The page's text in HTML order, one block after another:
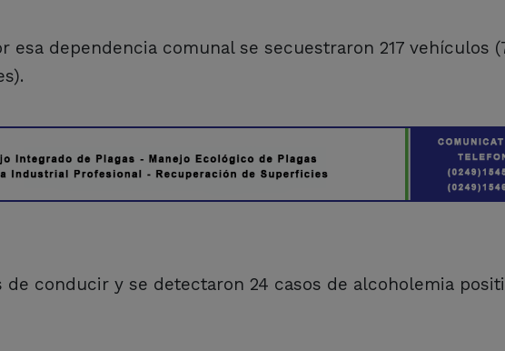
esa dependencia comunal se secuestraron 217 vehículos
conducir y se detectaron 24 casos de alcoholemia